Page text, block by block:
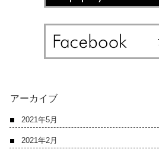
アーカイブ
2021年5月
2021年2月